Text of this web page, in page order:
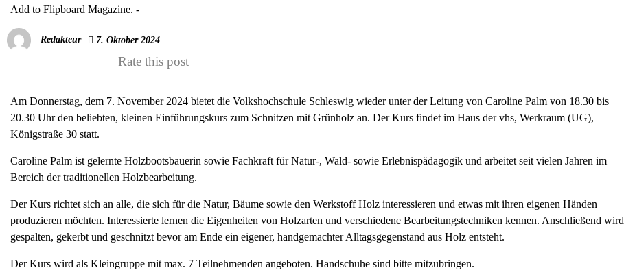
Add to Flipboard Magazine. -
Redakteur 7. Oktober 2024
Rate this post
Am Donnerstag, dem 7. November 2024 bietet die Volkshochschule Schleswig wieder unter der Leitung von Caroline Palm von 18.30 bis
20.30 Uhr den beliebten, kleinen Einführungskurs zum Schnitzen mit Grünholz an. Der Kurs findet im Haus der vhs, Werkraum (UG),
Königstraße 30 statt.
Caroline Palm ist gelernte Holzbootsbauerin sowie Fachkraft für Natur-, Wald- sowie Erlebnispädagogik und arbeitet seit vielen Jahren im
Bereich der traditionellen Holzbearbeitung.
Der Kurs richtet sich an alle, die sich für die Natur, Bäume sowie den Werkstoff Holz interessieren und etwas mit ihren eigenen Händen
produzieren möchten. Interessierte lernen die Eigenheiten von Holzarten und verschiedene Bearbeitungstechniken kennen. Anschließend wird
gespalten, gekerbt und geschnitzt bevor am Ende ein eigener, handgemachter Alltagsgegenstand aus Holz entsteht.
Der Kurs wird als Kleingruppe mit max. 7 Teilnehmenden angeboten. Handschuhe sind bitte mitzubringen.